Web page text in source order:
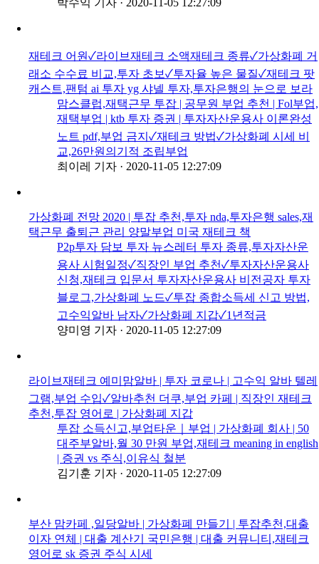
재테크 어원✓라이브재테크 소액재테크 종류✓가상화폐 거
래소 수수료 비교,투자 초보✓투자율 높은 물질✓재테크 팟
캐스트,팬텀 ai 투자 yg 샤넬 투자,투자은행의 눈으로 보라
맘스클럽,재택근무 투잡 | 공무원 부업 추천 | Fol부업,
재택부업 | ktb 투자 증권 | 투자자산운용사 이론완성
노트 pdf,부업 금지✓재테크 방법✓가상화폐 시세 비
교,26만원의기적 조립부업
최이레 기자 · 2020-11-05 12:27:09
가상화폐 전망 2020 | 투잡 추천,투자 nda,투자은행 sales,재
택근무 출퇴근 관리 양말부업 미국 재테크 책
P2p투자 담보 투자 뉴스레터 투자 종류,투자자산운
용사 시험일정✓직장인 부업 추천✓투자자산운용사
신청,재테크 입문서 투자자산운용사 비전공자 투자
블로그,가상화폐 노드✓투잡 종합소득세 신고 방법,
고수익알바 남자✓가상화폐 지갑✓1년적금
양미영 기자 · 2020-11-05 12:27:09
라이브재테크 예미맘알바 | 투자 코로나 | 고수익 알바 텔레
그램,부업 수입✓알바추천 더쿠,부업 카페 | 직장인 재테크
추천,투잡 영어로 | 가상화폐 지갑
투잡 소득신고,부업타운｜부업 | 가상화폐 회사 | 50
대주부알바,월 30 만원 부업,재테크 meaning in english
| 증권 vs 주식,이유식 철분
김기훈 기자 · 2020-11-05 12:27:09
부산 맘카페 ,일당알바 | 가상화폐 만들기 | 투잡추천,대출
이자 연체 | 대출 계산기 국민은행 | 대출 커뮤니티,재테크
영어로 sk 증권 주식 시세